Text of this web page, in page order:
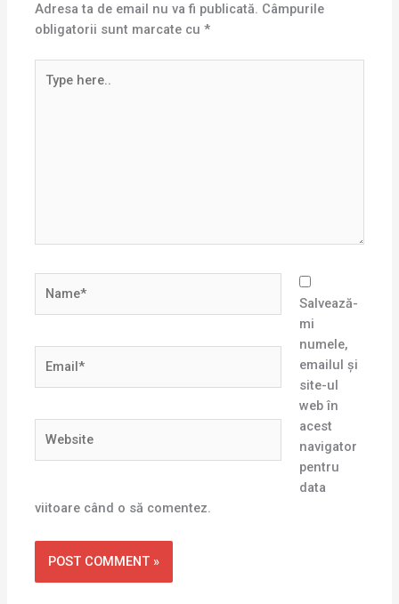
Adresa ta de email nu va fi publicată. Câmpurile
obligatorii sunt marcate cu*
here..
Salvează-
mi
numele,
emailul și
site-ul
web în
acest
navigator
pentru
data
viitoare când o să comentez.